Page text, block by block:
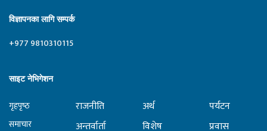
विज्ञापनका लागि सम्पर्क
+977 9810310115
साइट नेभिगेशन
गृहपृष्‍ठ
समाचार
राजनीति
अन्तर्वार्ता
अर्थ
विशेष
पर्यटन
प्रवास